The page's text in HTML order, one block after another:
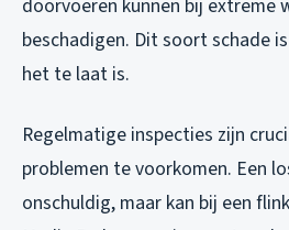
doorvoeren kunnen bij extreme
beschadigen. Dit soort schade
het te laat is.
Regelmatige inspecties zijn
problemen te voorkomen. Een
onschuldig, maar kan bij een